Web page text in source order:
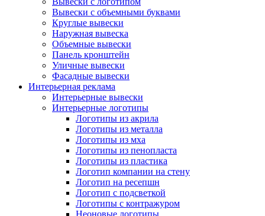
Вывески с объемными буквами
Круглые вывески
Наружная вывеска
Объемные вывески
Панель кронштейн
Уличные вывески
Фасадные вывески
Интерьерная реклама
Интерьерные вывески
Интерьерные логотипы
Логотипы из акрила
Логотипы из металла
Логотипы из мха
Логотипы из пенопласта
Логотипы из пластика
Логотип компании на стену
Логотип на ресепшн
Логотип с подсветкой
Логотипы с контражуром
Неоновые логотипы